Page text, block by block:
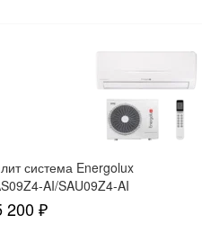
система Energolux
AI/SAU09Z4-AI
200 ₽